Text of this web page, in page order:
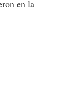
en la